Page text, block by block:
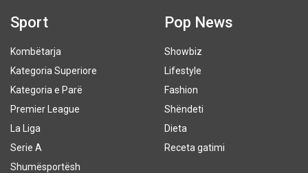
Sport
Kombëtarja
Kategoria Superiore
Kategoria e Parë
Premier League
La Liga
Serie A
Shumësportësh
Pop News
Showbiz
Lifestyle
Fashion
Shëndeti
Dieta
Receta gatimi